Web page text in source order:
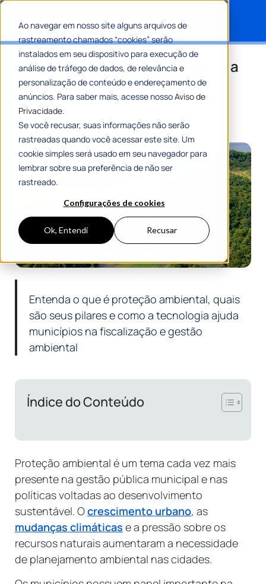
Ao navegar em nosso site alguns arquivos de
rastreamento chamados “cookies” serão
instalados em seu dispositivo para execução de
análise de tráfego de dados, de relevância e
personalização de conteúdo e endereçamento de
anúncios. Para saber mais, acesse nossoAviso de
Privacidade.
Se você recusar, suas informações não serão
rastreadas quando você acessar este site. Um
cookie simples será usado em seu navegador para
lembrar sobre sua preferência de não ser
rastreado.
Configurações de cookies
Ok, Entendi Recusar
Como a tecnologia pode apoiar a
proteção ambiental?
PorGustavo Andrade
8 Min De Leitura
Entenda o que é proteção ambiental, quais
são seus pilares e como a tecnologia ajuda
municípios na fiscalização e gestão
ambiental
Índice do Conteúdo
Proteção ambiental é um tema cada vez mais
presente na gestão pública municipal e nas
políticas voltadas ao desenvolvimento
sustentável. Ocrescimento urbano, as
mudanças climáticas e a pressão sobre os
recursos naturais aumentaram a necessidade
de planejamento ambiental nas cidades.